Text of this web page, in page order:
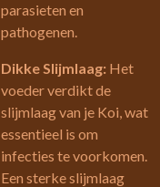
parasieten en
pathogenen.
Dikke Slijmlaag: Het
voeder verdikt de
slijmlaag van je Koi, wat
essentieel is om
infecties te voorkomen.
Een sterke slijmlaag